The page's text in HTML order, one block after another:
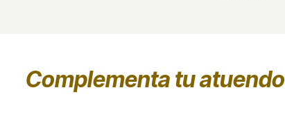
Complementa tu atuendo